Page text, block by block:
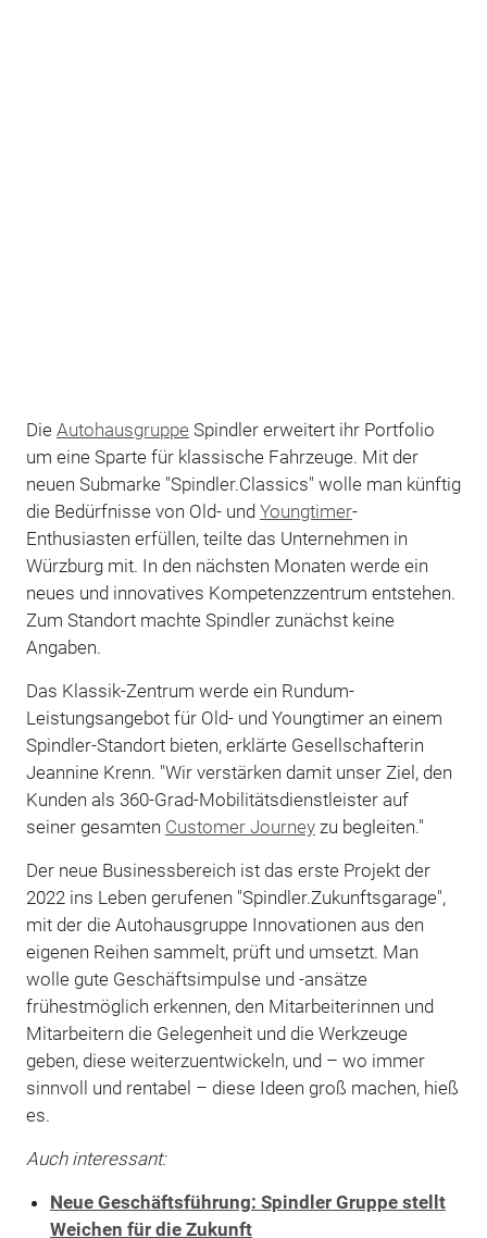
Die Autohausgruppe Spindler erweitert ihr Portfolio
um eine Sparte für klassische Fahrzeuge. Mit der
neuen Submarke "Spindler.Classics" wolle man künftig
die Bedürfnisse von Old- und Youngtimer-
Enthusiasten erfüllen, teilte das Unternehmen in
Würzburg mit. In den nächsten Monaten werde ein
neues und innovatives Kompetenzzentrum entstehen.
Zum Standort machte Spindler zunächst keine
Angaben.
Das Klassik-Zentrum werde ein Rundum-
Leistungsangebot für Old- und Youngtimer an einem
Spindler-Standort bieten, erklärte Gesellschafterin
Jeannine Krenn. "Wir verstärken damit unser Ziel, den
Kunden als 360-Grad-Mobilitätsdienstleister auf
seiner gesamten Customer Journeyzu begleiten."
Der neue Businessbereich ist das erste Projekt der
2022 ins Leben gerufenen "Spindler.Zukunftsgarage",
mit der die Autohausgruppe Innovationen aus den
eigenen Reihen sammelt, prüft und umsetzt. Man
wolle gute Geschäftsimpulse und -ansätze
frühestmöglich erkennen, den Mitarbeiterinnen und
Mitarbeitern die Gelegenheit und die Werkzeuge
geben, diese weiterzuentwickeln, und – wo immer
sinnvoll und rentabel – diese Ideen groß machen, hieß
es.
Auch interessant:
Neue Geschäftsführung: Spindler Gruppe stellt
Weichen für die Zukunft